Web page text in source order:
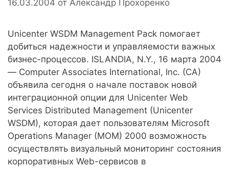
16.03.2004 от Александр Прохоренко
Unicenter WSDM Management Pack помогает
добиться надежности и управляемости важных
бизнес-процессов. ISLANDIA, N.Y., 16 марта 2004
— Computer Associates International, Inc. (CA)
объявила сегодня о начале поставок новой
интеграционной опции для Unicenter Web
Services Distributed Management (Unicenter
WSDM), которая дает пользователям Microsoft
Operations Manager (MOM) 2000 возможность
осуществлять визуальный мониторинг состояния
корпоративных Web-сервисов в